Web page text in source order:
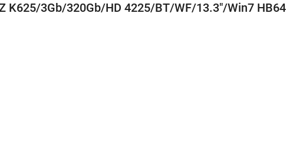
K625/3Gb/320Gb/HD 4225/BT/WF/13.3"/Win7 HB64